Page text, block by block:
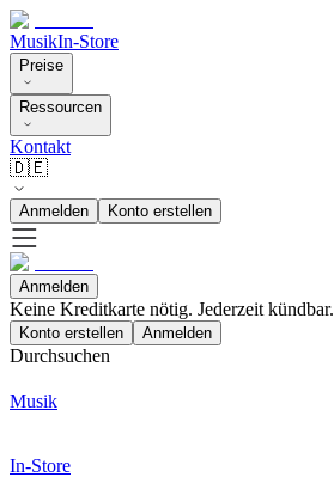
MusikIn-Store
Preise
Ressourcen
Kontakt
🇩🇪
Anmelden Konto erstellen
Anmelden
Keine Kreditkarte nötig. Jederzeit kündbar.
Konto erstellen Anmelden
Durchsuchen
Musik
In-Store